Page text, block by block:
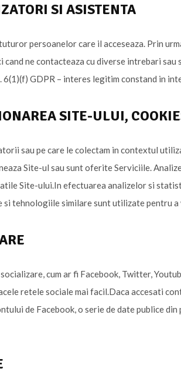
SI ASISTENTA
persoanelor care il acceseaza. Prin
ne contacteaza cu diverse intrebari
GDPR – interes legitim constand in
SITE-ULUI,
sau pe care le colectam in contextul
Site-ul sau sunt oferite Serviciile.
Site-ului.In efectuarea analizelor si
tehnologiile similare sunt utilizate pentru
cum ar fi Facebook, Twitter,
retele sociale mai facil.Daca accesati
de Facebook, o serie de date publice